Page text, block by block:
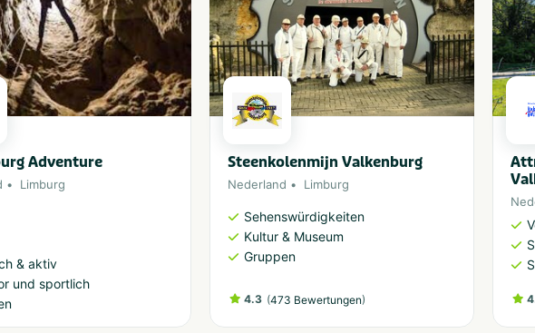
Adventure
Limburg
& aktiv
und sportlich
Steenkolenmijn Valkenburg
Nederland Limburg
Sehenswürdigkeiten
Kultur & Museum
Gruppen
4.3 (473 Bewertungen)